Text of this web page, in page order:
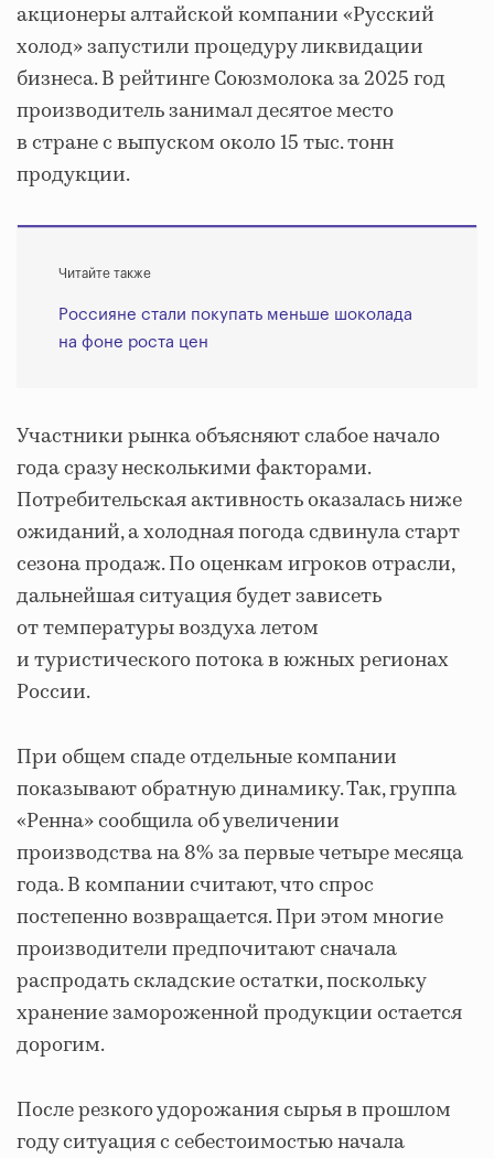
акционеры алтайской компании «Русский
холод» запустили процедуру ликвидации
бизнеса. В рейтинге Союзмолока за 2025 год
производитель занимал десятое место
в стране с выпуском около 15 тыс. тонн
продукции.
Читайте также
Россияне стали покупать меньше шоколада
на фоне роста цен
Участники рынка объясняют слабое начало
года сразу несколькими факторами.
Потребительская активность оказалась ниже
ожиданий, а холодная погода сдвинула старт
сезона продаж. По оценкам игроков отрасли,
дальнейшая ситуация будет зависеть
от температуры воздуха летом
и туристического потока в южных регионах
России.
При общем спаде отдельные компании
показывают обратную динамику. Так, группа
«Ренна» сообщила об увеличении
производства на 8% за первые четыре месяца
года. В компании считают, что спрос
постепенно возвращается. При этом многие
производители предпочитают сначала
распродать складские остатки, поскольку
хранение замороженной продукции остается
дорогим.
После резкого удорожания сырья в прошлом
году ситуация с себестоимостью начала